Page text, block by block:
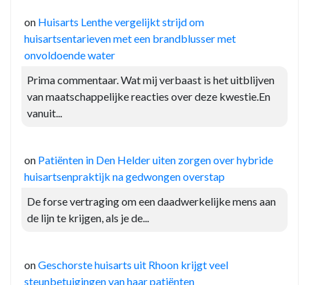
on Huisarts Lenthe vergelijkt strijd om
huisartsentarieven met een brandblusser met
onvoldoende water
Prima commentaar. Wat mij verbaast is het uitblijven
van maatschappelijke reacties over deze kwestie.En
vanuit...
on Patiënten in Den Helder uiten zorgen over hybride
huisartsenpraktijk na gedwongen overstap
De forse vertraging om een daadwerkelijke mens aan
de lijn te krijgen, als je de...
onGeschorste huisarts uit Rhoon krijgt veel
steunbetuigingen van haar patiënten